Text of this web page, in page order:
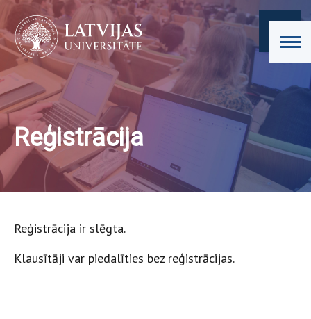
Reģistrācija
Reģistrācija ir slēgta.
Klausītāji var piedalīties bez reģistrācijas.